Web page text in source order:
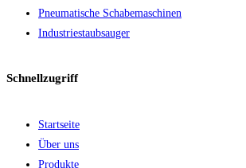
Pneumatische Schabemaschinen
Industriestaubsauger
Schnellzugriff
Startseite
Über uns
Produkte